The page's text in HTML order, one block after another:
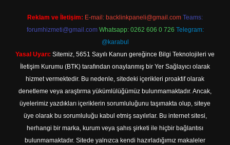
Reklam ve İletişim: E-mail: backlinkpaneli@gmail.com Teams:
forumhizmeti@gmail.com Whatsapp: 0262 606 0 726 Telegram:
@karabul
Yasal Uyarı: Sitemiz, 5651 Sayılı Kanun gereğince Bilgi Teknolojileri ve
İletişim Kurumu (BTK) tarafından onaylanmış bir Yer Sağlayıcı olarak
hizmet vermektedir. Bu nedenle, sitedeki içerikleri proaktif olarak
denetleme veya araştırma yükümlülüğümüz bulunmamaktadır. Ancak,
üyelerimiz yazdıkları içeriklerin sorumluluğunu taşımakta olup, siteye
üye olarak bu sorumluluğu kabul etmiş sayılırlar. Bu internet sitesi,
herhangi bir marka, kurum veya şahıs şirketi ile hiçbir bağlantısı
bulunmamaktadır. Sitede yalnızca kendi hazırladığımız makaleler